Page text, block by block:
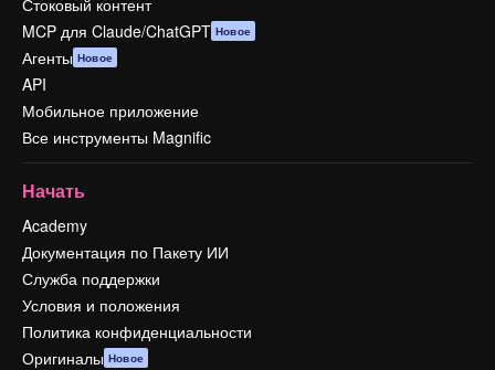
MCP для Claude/ChatGPT Новое
Агенты Новое
API
Мобильное приложение
Все инструменты Magnific
Начать
Academy
Документация по Пакету ИИ
Служба поддержки
Условия и положения
Политика конфиденциальности
Оригиналы Новое